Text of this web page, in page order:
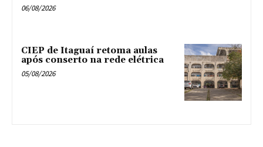
06/08/2026
CIEP de Itaguaí retoma aulas
após conserto na rede elétrica
05/08/2026